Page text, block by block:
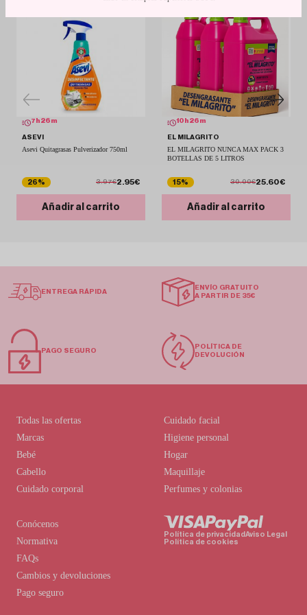
7 h 26 m
ASEVI
Asevi Quitagrasas Pulverizador 750ml
26% 3.97€2.95€
Añadir al carrito
10 h 26 m
EL MILAGRITO
EL MILAGRITO NUNCA MAX PACK 3
BOTELLAS DE 5 LITROS
15% 30.00€25.60€
Añadir al carrito
ENTREGA RÁPIDA
ENVÍO GRATUITO
A PARTIR DE 35€
PAGO SEGURO
POLÍTICA DE
DEVOLUCIÓN
Conócenos
Normativa
FAQs
Cambios y devoluciones
Pago seguro
Todas las ofertas
Marcas
Bebé
Cabello
Cuidado corporal
Cuidado facial
Higiene personal
Hogar
Maquillaje
Perfumes y colonias
Política de privacidadAviso Legal
Política de cookies